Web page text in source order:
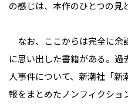
の感じは、本作のひとつの見
なお、ここからは完全に余
に思い出した書籍がある。
人事件について、新潮社「
報をまとめたノンフィクショ